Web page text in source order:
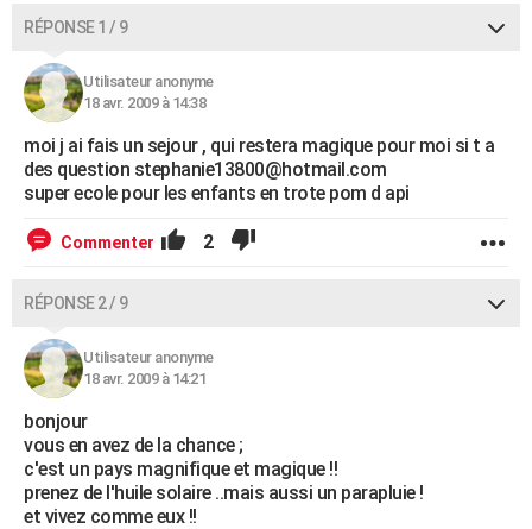
Dictionnaire
Biographies
Citations
Expressions
Proverbes
PROGRAMME TV
COPAINS D'AVANT
S'inscrire
Se connecter
Lycées
Collèges
Primaires
Universités
Entreprises
Service militaire
Avis de recherche
AVIS DE DÉCÈS
FORUM
RÉPONSE 1 / 9
Utilisateur anonyme
18 avr. 2009 à 14:38
moi j ai fais un sejour , qui restera magique pour moi si t a
des question stephanie13800@hotmail.com
super ecole pour les enfants en trote pom d api
Commenter 2
RÉPONSE 2 / 9
Utilisateur anonyme
18 avr. 2009 à 14:21
bonjour
vous en avez de la chance ;
c'est un pays magnifique et magique !!
prenez de l'huile solaire ..mais aussi un parapluie !
et vivez comme eux !!